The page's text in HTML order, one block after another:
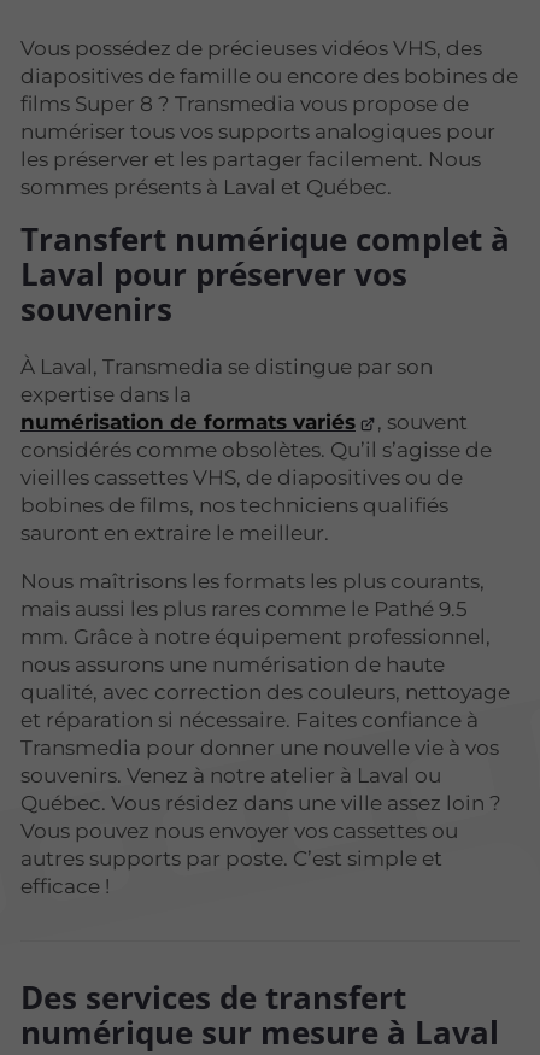
Vous possédez de précieuses vidéos VHS, des
diapositives de famille ou encore des bobines de
films Super 8 ? Transmedia vous propose de
numériser tous vos supports analogiques pour
les préserver et les partager facilement. Nous
sommes présents à Laval et Québec.
Transfert numérique complet à
Laval pour préserver vos
souvenirs
À Laval, Transmedia se distingue par son
expertise dans la
numérisation de formats variés
, souvent
considérés comme obsolètes. Qu’il s’agisse de
vieilles cassettes VHS, de diapositives ou de
bobines de films, nos techniciens qualifiés
sauront en extraire le meilleur.
Nous maîtrisons les formats les plus courants,
mais aussi les plus rares comme le Pathé 9.5
mm. Grâce à notre équipement professionnel,
nous assurons une numérisation de haute
qualité, avec correction des couleurs, nettoyage
et réparation si nécessaire. Faites confiance à
Transmedia pour donner une nouvelle vie à vos
souvenirs. Venez à notre atelier à Laval ou
Québec. Vous résidez dans une ville assez loin ?
Vous pouvez nous envoyer vos cassettes ou
autres supports par poste. C’est simple et
efficace !
Des services de transfert
numérique sur mesure à Laval